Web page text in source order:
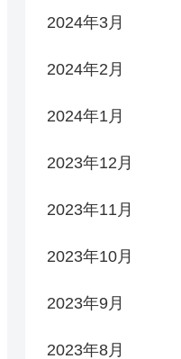
2024年3月
2024年2月
2024年1月
2023年12月
2023年11月
2023年10月
2023年9月
2023年8月